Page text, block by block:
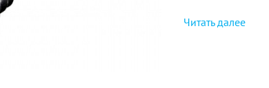
Читать далее